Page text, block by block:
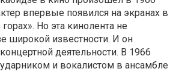
впервые появился на экранах в
Но эта кинолента не
широкой известности. И он
деятельности. В 1966
ударником и вокалистом в ансамбле